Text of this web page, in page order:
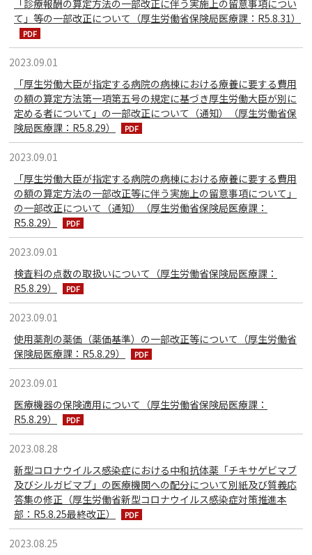
「診療報酬の算定方法の一部改正に伴う実施上の留意事項につい
て」等の一部改正について（厚生労働省保険局医療課：R5.8.31）
2023.09.01
「厚生労働大臣が指定する病院の病棟における療養に要する費用
の額の算定方法第一項第五号の規定に基づき厚生労働大臣が別に
定める者について」の一部改正について（通知）（厚生労働省保
険局医療課：R5.8.29）
2023.09.01
「厚生労働大臣が指定する病院の病棟における療養に要する費用
の額の算定方法の一部改正等に伴う実施上の留意事項について」
の一部改正について（通知）（厚生労働省保険局医療課：
R5.8.29）
2023.09.01
検査料の点数の取扱いについて（厚生労働省保険局医療課：
R5.8.29）
2023.09.01
使用薬剤の薬価（薬価基準）の一部改正等について（厚生労働省
保険局医療課：R5.8.29）
2023.09.01
医療機器の保険適用について（厚生労働省保険局医療課：
R5.8.29）
2023.08.28
新型コロナウイルス感染症における中和抗体薬「チキサゲビマブ
及びシルガビマブ」の医療機関への配分について別紙及び質義応
答集の修正（厚生労働省新型コロナウイルス感染症対策推進本
部：R5.8.25最終改正）
2023.08.25